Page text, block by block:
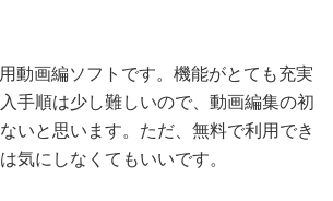
動画編ソフトです。機能がとても充実
手順は少し難しいので、動画編集の初
いと思います。ただ、無料で利用でき
気にしなくてもいいです。